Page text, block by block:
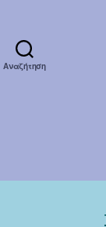
Αναζήτηση